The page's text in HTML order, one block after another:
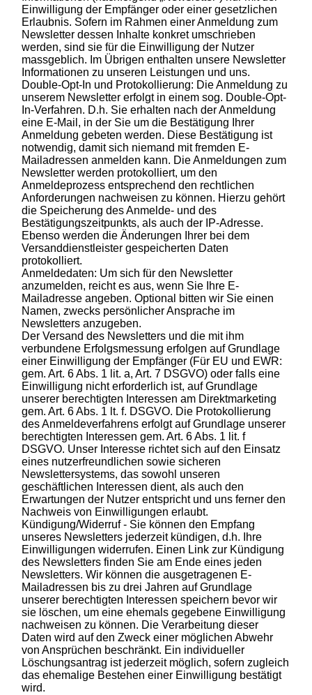
Einwilligung der Empfänger oder einer gesetzlichen
Erlaubnis. Sofern im Rahmen einer Anmeldung zum
Newsletter dessen Inhalte konkret umschrieben
werden, sind sie für die Einwilligung der Nutzer
massgeblich. Im Übrigen enthalten unsere Newsletter
Informationen zu unseren Leistungen und uns.
Double-Opt-In und Protokollierung: Die Anmeldung zu
unserem Newsletter erfolgt in einem sog. Double-Opt-
In-Verfahren. D.h. Sie erhalten nach der Anmeldung
eine E-Mail, in der Sie um die Bestätigung Ihrer
Anmeldung gebeten werden. Diese Bestätigung ist
notwendig, damit sich niemand mit fremden E-
Mailadressen anmelden kann. Die Anmeldungen zum
Newsletter werden protokolliert, um den
Anmeldeprozess entsprechend den rechtlichen
Anforderungen nachweisen zu können. Hierzu gehört
die Speicherung des Anmelde- und des
Bestätigungszeitpunkts, als auch der IP-Adresse.
Ebenso werden die Änderungen Ihrer bei dem
Versanddienstleister gespeicherten Daten
protokolliert.
Anmeldedaten: Um sich für den Newsletter
anzumelden, reicht es aus, wenn Sie Ihre E-
Mailadresse angeben. Optional bitten wir Sie einen
Namen, zwecks persönlicher Ansprache im
Newsletters anzugeben.
Der Versand des Newsletters und die mit ihm
verbundene Erfolgsmessung erfolgen auf Grundlage
einer Einwilligung der Empfänger (Für EU und EWR:
gem. Art. 6 Abs. 1 lit. a, Art. 7 DSGVO) oder falls eine
Einwilligung nicht erforderlich ist, auf Grundlage
unserer berechtigten Interessen am Direktmarketing
gem. Art. 6 Abs. 1 lt. f. DSGVO. Die Protokollierung
des Anmeldeverfahrens erfolgt auf Grundlage unserer
berechtigten Interessen gem. Art. 6 Abs. 1 lit. f
DSGVO. Unser Interesse richtet sich auf den Einsatz
eines nutzerfreundlichen sowie sicheren
Newslettersystems, das sowohl unseren
geschäftlichen Interessen dient, als auch den
Erwartungen der Nutzer entspricht und uns ferner den
Nachweis von Einwilligungen erlaubt.
Kündigung/Widerruf - Sie können den Empfang
unseres Newsletters jederzeit kündigen, d.h. Ihre
Einwilligungen widerrufen. Einen Link zur Kündigung
des Newsletters finden Sie am Ende eines jeden
Newsletters. Wir können die ausgetragenen E-
Mailadressen bis zu drei Jahren auf Grundlage
unserer berechtigten Interessen speichern bevor wir
sie löschen, um eine ehemals gegebene Einwilligung
nachweisen zu können. Die Verarbeitung dieser
Daten wird auf den Zweck einer möglichen Abwehr
von Ansprüchen beschränkt. Ein individueller
Löschungsantrag ist jederzeit möglich, sofern zugleich
das ehemalige Bestehen einer Einwilligung bestätigt
wird.